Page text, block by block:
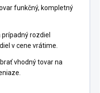
funkčný, kompletný
rozdiel
v cene vrátime.
vhodný tovar na